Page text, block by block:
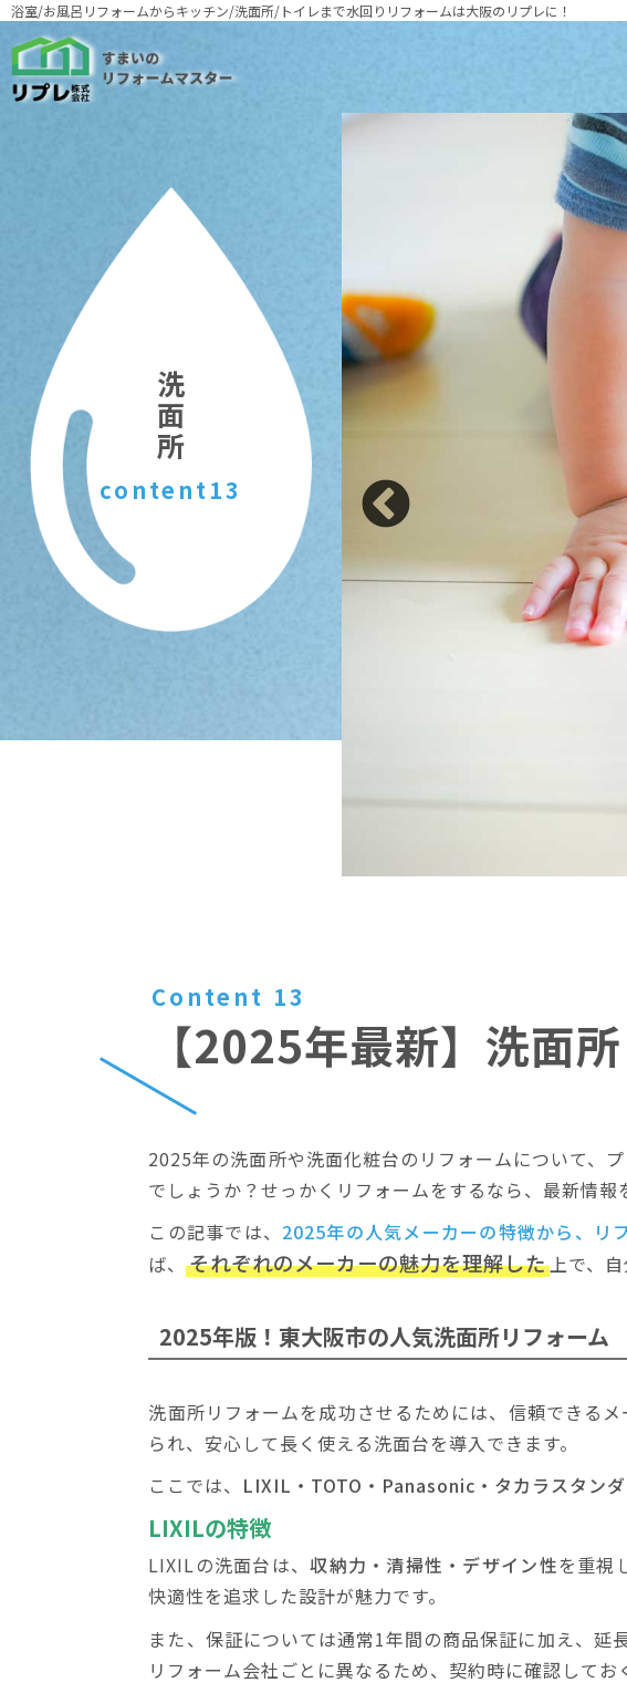
浴室/お風呂リフォームからキッチン/洗面所/トイレまで水回りリフォームは大阪のリプレに！
洗面所
content13
Content 13
【2025年最新】洗面
2025年の洗面所や洗面化粧台のリフォームについて、
でしょうか？せっかくリフォームをするなら、最新情報
この記事では、 2025年の人気メーカーの特徴から、リ
ば、それぞれのメーカーの魅力を理解した上で、
2025年版！東大阪市の人気洗面所リフォーム
洗面所リフォームを成功させるためには、信頼できる
られ、安心して長く使える洗面台を導入できます。
ここでは、 LIXIL・TOTO・Panasonic・タカラスタン
LIXILの特徴
LIXILの洗面台は、収納力・清掃性・デザイン性を重視
快適性を追求した設計が魅力です。
また、保証については通常1年間の商品保証に加え、延
リフォーム会社ごとに異なるため、契約時に確認してお